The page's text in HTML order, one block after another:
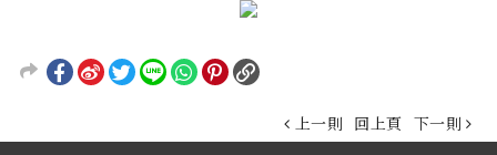
上一則 回上頁 下一則